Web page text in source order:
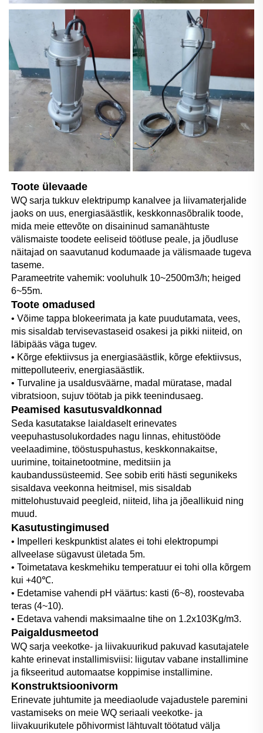
Toote ülevaade
WQ sarja tukkuv elektripump kanalvee ja liivamaterjalide
jaoks on uus, energiasäästlik, keskkonnasõbralik toode,
mida meie ettevõte on disaininud samanähtuste
välismaiste toodete eeliseid töötluse peale, ja jõudluse
näitajad on saavutanud kodumaade ja välismaade tugeva
taseme.
Parameetrite vahemik: vooluhulk 10~2500m3/h; heiged
6~55m.
Toote omadused
• Võime tappa blokeerimata ja kate puudutamata, vees,
mis sisaldab tervisevastaseid osakesi ja pikki niiteid, on
läbipääs väga tugev.
• Kõrge efektiivsus ja energiasäästlik, kõrge efektiivsus,
mittepolluteeriv, energiasäästlik.
• Turvaline ja usaldusväärne, madal müratase, madal
vibratsioon, sujuv töötab ja pikk teenindusaeg.
Peamised kasutusvaldkonnad
Seda kasutatakse laialdaselt erinevates
veepuhastusolukordades nagu linnas, ehitustööde
veelaadimine, tööstuspuhastus, keskkonnakaitse,
uurimine, toitainetootmine, meditsiin ja
kaubandussüsteemid. See sobib eriti hästi segunikeks
sisaldava veekonna heitmisel, mis sisaldab
mittelohustuvaid peegleid, niiteid, liha ja jõeallikuid ning
muud.
Kasutustingimused
• Impelleri keskpunktist alates ei tohi elektropumpi
allveelase sügavust ületada 5m.
• Toimetatava keskmehiku temperatuur ei tohi olla kõrgem
kui +40℃.
• Edetamise vahendi pH väärtus: kasti (6~8), roostevaba
teras (4~10).
• Edetava vahendi maksimaalne tihe on 1.2x103Kg/m3.
Paigaldusmeetod
WQ sarja veekotke- ja liivakuurikud pakuvad kasutajatele
kahte erinevat installimisviisi: liigutav vabane installimine
ja fikseeritud automaatse koppimise installimine.
Konstruktsioonivorm
Erinevate juhtumite ja meediaolude vajadustele paremini
vastamiseks on meie WQ seriaali veekotke- ja
liivakuurikutele põhivormist lähtuvalt töötatud välja